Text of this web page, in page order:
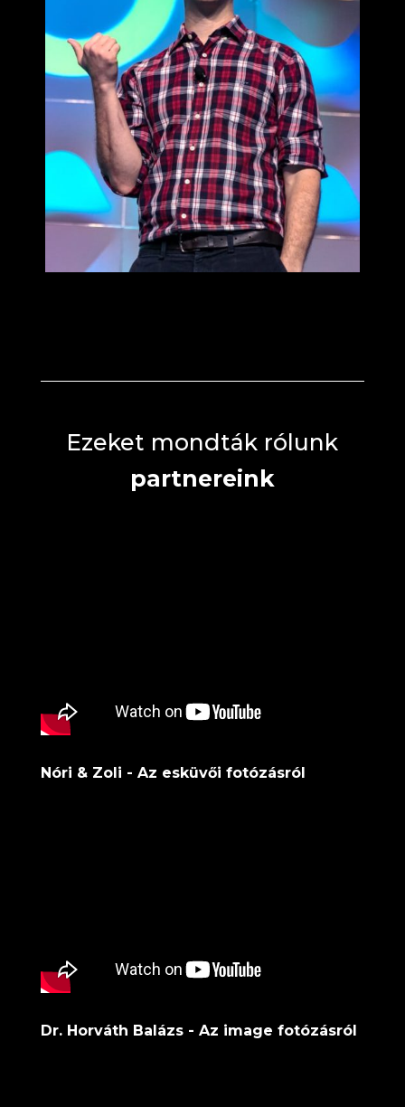
Ezeket mondták rólunk
partnereink
Nóri & Zoli - Az esküvői fotózásról
Dr. Horváth Balázs - Az image fotózásról